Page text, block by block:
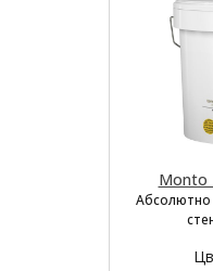
Monto
Абсолютно